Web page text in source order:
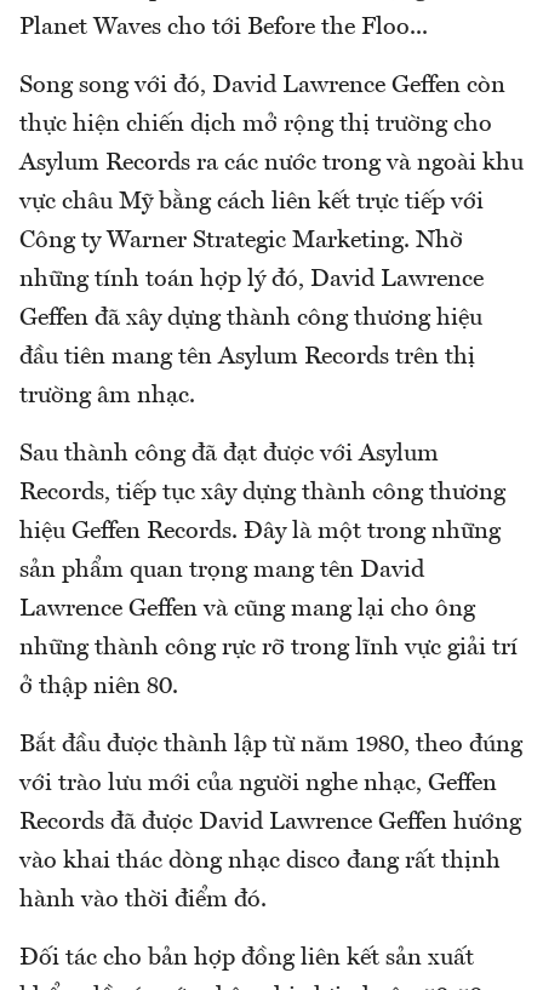
Planet Waves cho tới Before the Floo...
Song song với đó, David Lawrence Geffen còn
thực hiện chiến dịch mở rộng thị trường cho
Asylum Records ra các nước trong và ngoài khu
vực châu Mỹ bằng cách liên kết trực tiếp với
Công ty Warner Strategic Marketing. Nhờ
những tính toán hợp lý đó, David Lawrence
Geffen đã xây dựng thành công thương hiệu
đầu tiên mang tên Asylum Records trên thị
trường âm nhạc.
Sau thành công đã đạt được với Asylum
Records, tiếp tục xây dựng thành công thương
hiệu Geffen Records. Đây là một trong những
sản phẩm quan trọng mang tên David
Lawrence Geffen và cũng mang lại cho ông
những thành công rực rỡ trong lĩnh vực giải trí
ở thập niên 80.
Bắt đầu được thành lập từ năm 1980, theo đúng
với trào lưu mới của người nghe nhạc, Geffen
Records đã được David Lawrence Geffen hướng
vào khai thác dòng nhạc disco đang rất thịnh
hành vào thời điểm đó.
Đối tác cho bản hợp đồng liên kết sản xuất